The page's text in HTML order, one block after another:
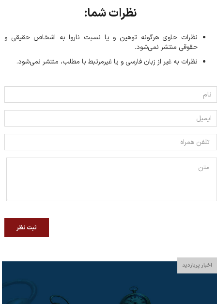
نظرات شما:
نظرات حاوی هرگونه توهین و یا نسبت ناروا به اشخاص حقیقی و
حقوقی منتشر نمی‌شود.
نظرات به غیر از زبان فارسی و یا غیر‌مرتبط با مطلب، منتشر نمی‌شود.
ثبت نظر
اخبار پربازدید